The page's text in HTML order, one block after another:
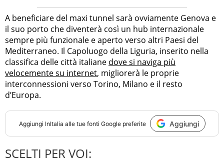
A beneficiare del maxi tunnel sarà ovviamente Genova e
il suo porto che diventerà così un hub internazionale
sempre più funzionale e aperto verso altri Paesi del
Mediterraneo. Il Capoluogo della Liguria, inserito nella
classifica delle città italiane dove si naviga più
velocemente su internet, migliorerà le proprie
interconnessioni verso Torino, Milano e il resto
d’Europa.
Aggiungi InItalia alle tue fonti Google preferite Aggiungi
SCELTI PER VOI: